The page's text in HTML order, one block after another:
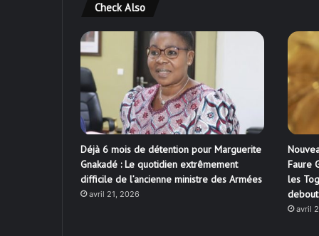
Check Also
Déjà 6 mois de détention pour Marguerite
Gnakadé : Le quotidien extrêmement
difficile de l’ancienne ministre des Armées
avril 21, 2026
Faure
les
debout
avril